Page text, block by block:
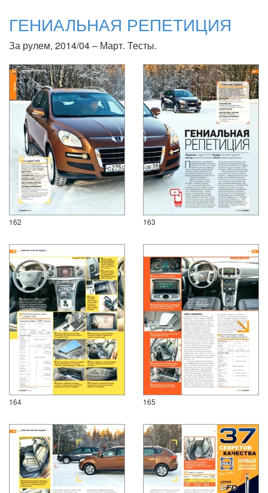
ГЕНИАЛЬНАЯ РЕПЕТИЦИЯ
За рулем, 2014/04 – Март. Тесты.
162 163
164 165